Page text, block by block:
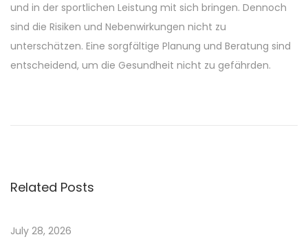
und in der sportlichen Leistung mit sich bringen. Dennoch
sind die Risiken und Nebenwirkungen nicht zu
unterschätzen. Eine sorgfältige Planung und Beratung sind
entscheidend, um die Gesundheit nicht zu gefährden.
e
Related Posts
July 28, 2026